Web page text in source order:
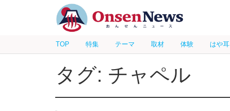
TOP 特集 テーマ 取材 体験 はや耳
タグ: チャペル